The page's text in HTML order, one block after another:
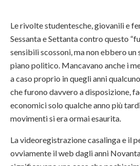
Le rivolte studentesche, giovanili e
Sessanta e Settanta contro questo
sensibili scossoni, ma non ebbero un
piano politico. Mancavano anche i
a caso proprio in quegli anni
che furono davvero a disposizione,
economici solo qualche anno più
movimenti si era ormai esaurita.
La videoregistrazione casalinga e il
ovviamente il web dagli anni